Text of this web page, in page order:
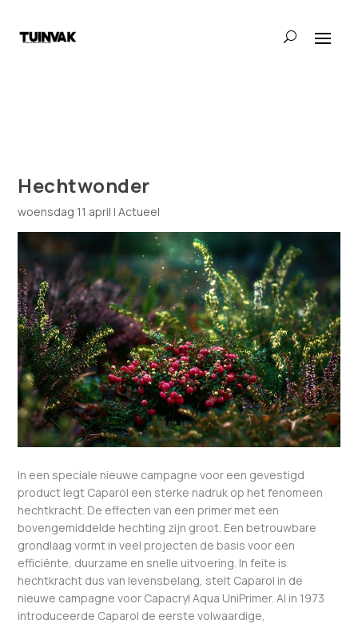
Hechtwonder
woensdag 11 april |Actueel
In een speciale nieuwe campagne voor een gevestigd
product legt Caparol een sterke nadruk op het fenomeen
hechtkracht. De effecten van een primer met een
bovengemiddelde hechting zijn groot. Een betrouwbare
grondlaag vormt in veel projecten de basis voor een
efficiënte, duurzame en snelle uitvoering. In feite is
hechtkracht dus van levensbelang, stelt Caparol in de
nieuwe campagne voor Capacryl Aqua UniPrimer. Al in 1973
introduceerde Caparol de eerste volwaardige,